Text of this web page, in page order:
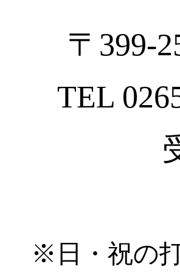
〒399-
TEL
※日・祝の